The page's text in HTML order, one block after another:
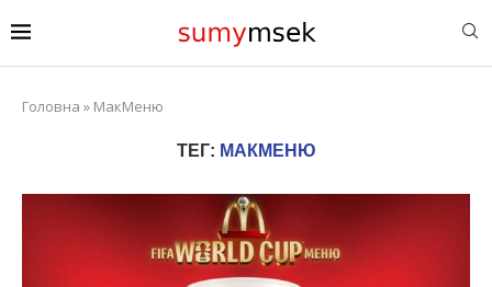
Головна » МакМеню
ТЕГ: МАКМЕНЮ